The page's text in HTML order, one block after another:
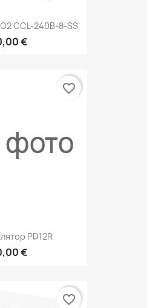
CCL-240B-8-SS
€
PD12R
€
favorite_border
favorite_border